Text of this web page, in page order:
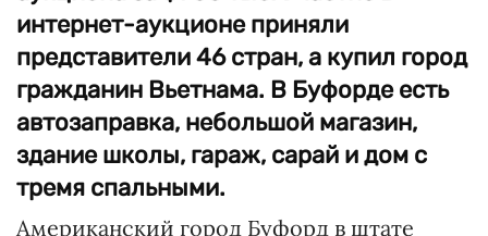
интернет-аукционе приняли
представители 46 стран, а купил город
гражданин Вьетнама. В Буфорде есть
автозаправка, небольшой магазин,
здание школы, гараж, сарай и дом с
тремя спальными.
Американский город Буфорд в штате